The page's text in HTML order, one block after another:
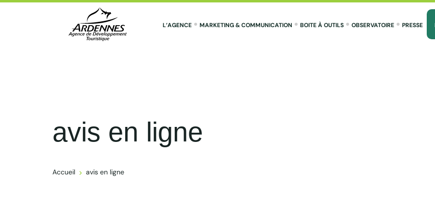
L’AGENCE MARKETING & COMMUNICATION BOITE À OUTILS OBSERVATOIRE PRESSE
avis en ligne
Accueil avis en ligne